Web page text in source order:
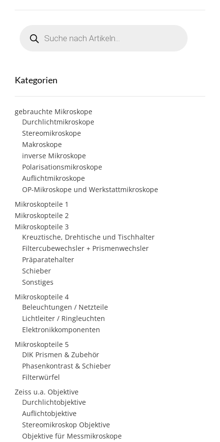
search
Kategorien
gebrauchte Mikroskope
Durchlichtmikroskope
Stereomikroskope
Makroskope
inverse Mikroskope
Polarisationsmikroskope
Auflichtmikroskope
OP-Mikroskope und Werkstattmikroskope
Mikroskopteile 1
Mikroskopteile 2
Mikroskopteile 3
Kreuztische, Drehtische und Tischhalter
Filtercubewechsler + Prismenwechsler
Präparatehalter
Schieber
Sonstiges
Mikroskopteile 4
Beleuchtungen / Netzteile
Lichtleiter / Ringleuchten
Elektronikkomponenten
Mikroskopteile 5
DIK Prismen & Zubehör
Phasenkontrast & Schieber
Filterwürfel
Zeiss u.a. Objektive
Durchlichtobjektive
Auflichtobjektive
Stereomikroskop Objektive
Objektive für Messmikroskope